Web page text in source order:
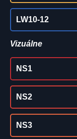
LW10-12
Vizuálne
NS1
NS2
NS3